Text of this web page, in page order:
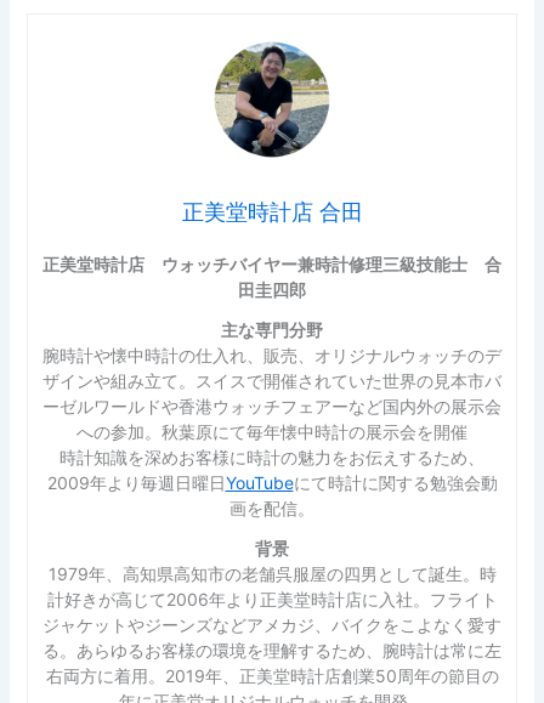
正美堂時計店 合田
正美堂時計店 ウォッチバイヤー兼時計修理三級技能士 合
田圭四郎
主な専門分野
腕時計や懐中時計の仕入れ、販売、オリジナルウォッチのデ
ザインや組み立て。スイスで開催されていた世界の見本市バ
ーゼルワールドや香港ウォッチフェアーなど国内外の展示会
への参加。秋葉原にて毎年懐中時計の展示会を開催
時計知識を深めお客様に時計の魅力をお伝えするため、
2009年より毎週日曜日YouTubeにて時計に関する勉強会動
画を配信。
背景
1979年、高知県高知市の老舗呉服屋の四男として誕生。時
計好きが高じて2006年より正美堂時計店に入社。フライト
ジャケットやジーンズなどアメカジ、バイクをこよなく愛す
る。あらゆるお客様の環境を理解するため、腕時計は常に左
右両方に着用。2019年、正美堂時計店創業50周年の節目の